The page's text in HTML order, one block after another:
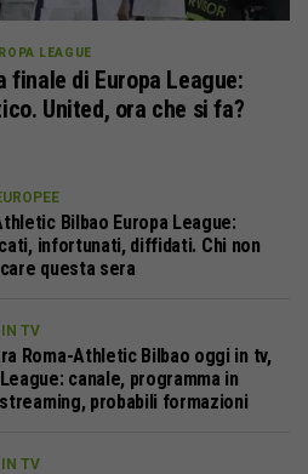
LEAGUE
finale di Europa League:
United, ora che si fa?
Bilbao Europa League:
infortunati, diffidati. Chi non
questa sera
TV
Roma-Athletic Bilbao oggi in tv,
canale, programma in
probabili formazioni
TV